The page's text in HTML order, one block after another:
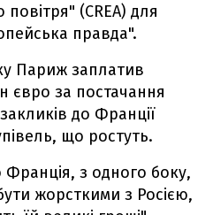
(CREA) для
правда".
Париж заплатив
євро за постачання
до Франції
що ростуть.
з одного боку,
жорсткими з Росією,